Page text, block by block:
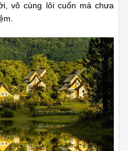
vô cùng lôi cuốn mà chưa